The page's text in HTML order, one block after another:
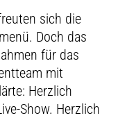
sich die
Doch das
für das
mit
Herzlich
Show. Herzlich